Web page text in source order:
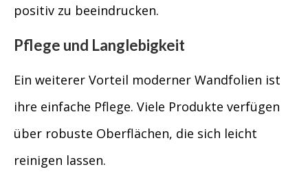
positiv zu beeindrucken.
Pflege und Langlebigkeit
Ein weiterer Vorteil moderner Wandfolien ist
ihre einfache Pflege. Viele Produkte verfügen
über robuste Oberflächen, die sich leicht
reinigen lassen.